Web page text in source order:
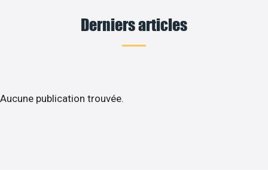
Derniers articles
Aucune publication trouvée.